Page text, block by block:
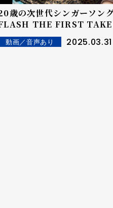
歳の次世代シンガーソン
THE FIRST TAKE
』主題歌「ときめき」を披露！
動画／音声あり 2025.03.31